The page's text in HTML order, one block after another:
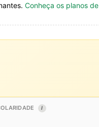
Conheça os planos
I